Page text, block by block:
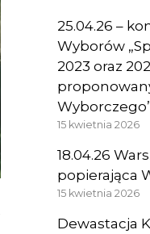
25.04.26 –
Wyborów
2023 oraz
15 kwietnia 2026
18.04.26
popierająca
15 kwietnia 2026
Dewastacja